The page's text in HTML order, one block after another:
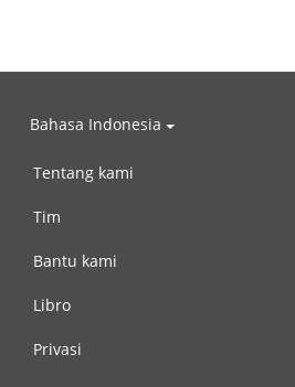
Bahasa Indonesia
Tentang kami
Tim
Bantu kami
Libro
Privasi